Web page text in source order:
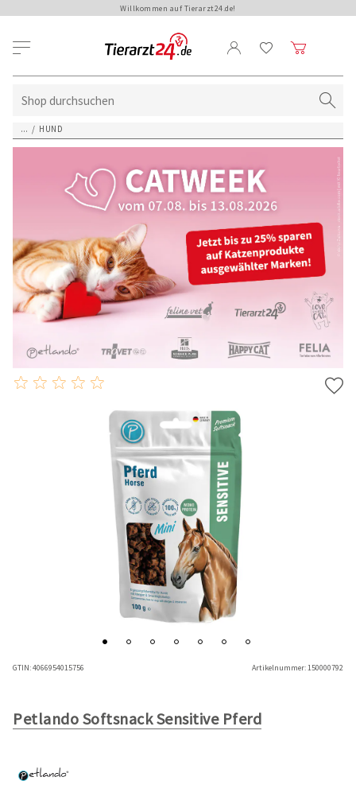
Willkommen auf Tierarzt24.de!
... / HUND
GTIN:4066954015756 Artikelnummer:150000792
Petlando Softsnack Sensitive Pferd